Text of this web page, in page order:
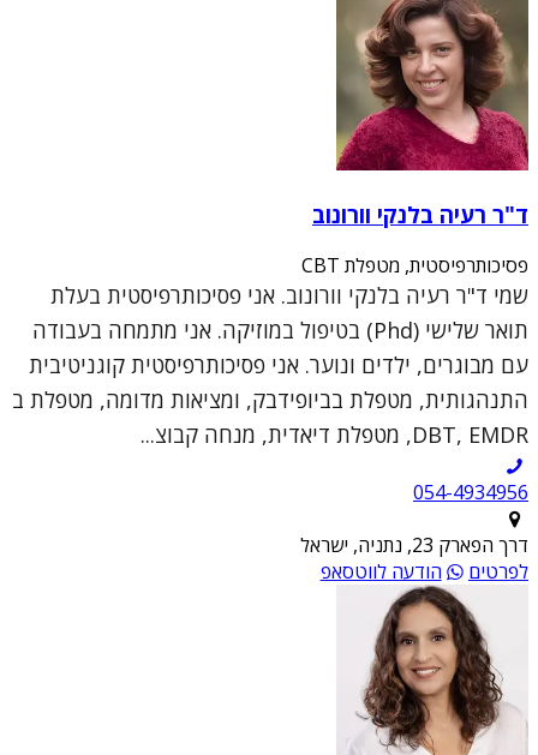
ד"ר רעיה בלנקי וורונוב
פסיכותרפיסטית, מטפלת CBT
שמי ד"ר רעיה בלנקי וורונוב. אני פסיכותרפיסטית בעלת
תואר שלישי (Phd) בטיפול במוזיקה. אני מתמחה בעבודה
עם מבוגרים, ילדים ונוער. אני פסיכותרפיסטית קוגניטיבית
התנהגותית, מטפלת בביופידבק, ומציאות מדומה, מטפלת ב
DBT, EMDR, מטפלת דיאדית, מנחה קבוצ...
054-4934956
דרך הפארק 23, נתניה, ישראל
לפרטים
הודעה לווטסאפ